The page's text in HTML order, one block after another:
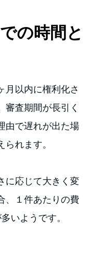
の時間と
月以内に権利化さ
審査期間が長引く
由で遅れが出た場
れます。
に応じて大きく変
、１件あたりの費
いようです。